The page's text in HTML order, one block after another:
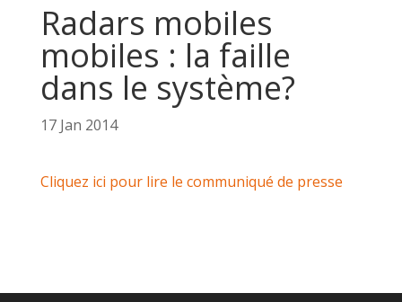
Radars mobiles
mobiles : la faille
dans le système?
17 Jan 2014
Cliquez ici pour lire le communiqué de presse